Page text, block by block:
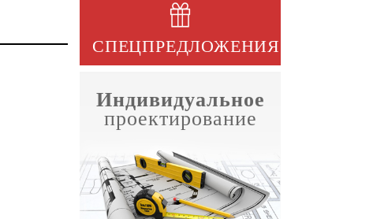
СПЕЦПРЕДЛОЖЕНИЯ
Индивидуальное
проектирование